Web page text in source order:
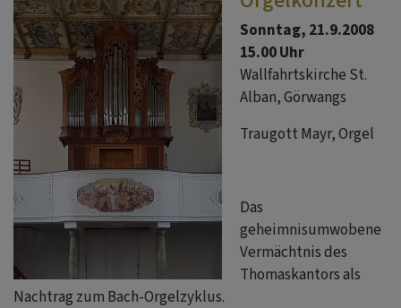
Sonntag, 21.9.2008
15.00 Uhr
Wallfahrtskirche St.
Alban, Görwangs
Traugott Mayr, Orgel
Das
geheimnisumwobene
Vermächtnis des
Thomaskantors als
Nachtrag zum Bach-Orgelzyklus.